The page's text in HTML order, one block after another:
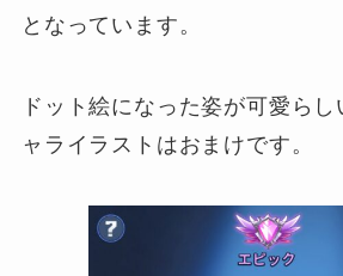
となっています。
ドット絵になった姿が可愛ら
ャライラストはおまけです。